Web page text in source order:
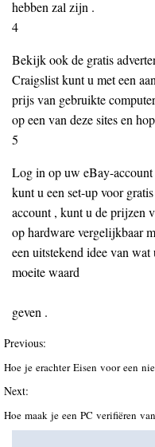
hebben zal zijn .
4
Bekijk ook de gratis
Craigslist kunt u met een
prijs van gebruikte
op een van deze sites en
5
Log in op uw eBay-
kunt u een set-up voor
account , kunt u de prijzen
op hardware vergelijkbaar
een uitstekend idee van
moeite waard
geven .
Previous:
Hoe je erachter Eisen voor een
Next:
Hoe maak je een PC verifiëren